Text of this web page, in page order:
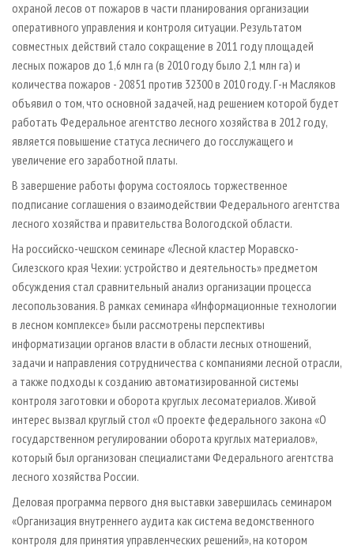
охраной лесов от пожаров в части планирования организации
оперативного управления и контроля ситуации. Результатом
совместных действий стало сокращение в 2011 году площадей
лесных пожаров до 1,6 млн га (в 2010 году было 2,1 млн га) и
количества пожаров - 20851 против 32300 в 2010 году. Г-­н Масляков
объявил о том, что основной задачей, над решением которой будет
работать Федеральное агентство лесного хозяйства в 2012 году,
является повышение статуса лесничего до госслужащего и
увеличение его заработной платы.
В завершение работы форума состоялось торжественное
подписание соглашения о взаимодействии Федерального агентства
лесного хозяйства и правительства Вологодской области.
На российско­-чешском семинаре «Лесной кластер Моравско­-
Силезского края Чехии: устройство и деятельность» предметом
обсуждения стал сравнительный анализ организации процесса
лесопользования. В рамках семинара «Информационные технологии
в лесном комплексе» были рассмотрены перспективы
информатизации органов власти в области лесных отношений,
задачи и направления сотрудничества с компаниями лесной отрасли,
а также подходы к созданию автоматизированной системы
контроля заготовки и оборота круглых лесоматериалов. Живой
интерес вызвал круглый стол «О проекте федерального закона «О
государственном регулировании оборота круглых материалов»,
который был организован специалистами Федерального агентства
лесного хозяйства России.
Деловая программа первого дня выставки завершилась семинаром
«Организация внутреннего аудита как система ведомственного
контроля для принятия управленческих решений», на котором